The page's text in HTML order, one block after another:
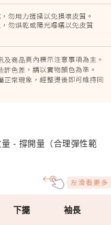
- 撐開量（合理彈性範
下擺 袖長